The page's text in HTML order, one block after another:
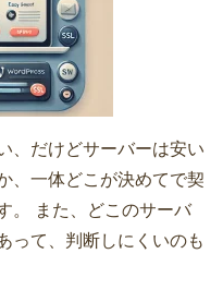
、だけどサーバーは安い
、一体どこが決めてで契
。 また、どこのサーバ
って、判断しにくいのも